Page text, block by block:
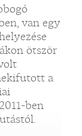
van egy
ötször
a
ben